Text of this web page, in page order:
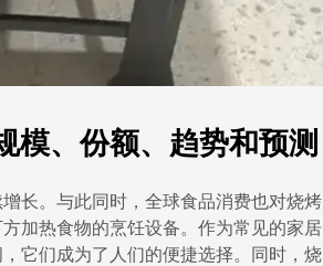
模、份额、趋势和预测
长。与此同时，全球食品消费也对烧烤
加热食物的烹饪设备。作为常见的家居
它们成为了人们的便捷选择。同时，烧